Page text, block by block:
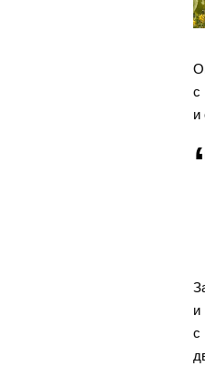
с
и
и
с